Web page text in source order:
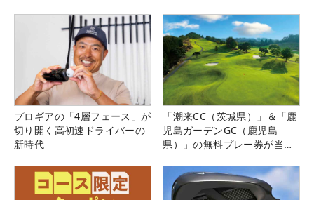
プロギアの「4層フェース」が
切り開く高初速ドライバーの
新時代
「潮来CC（茨城県）」＆「鹿
児島ガーデンGC（鹿児島
県）」の無料プレー券が当た